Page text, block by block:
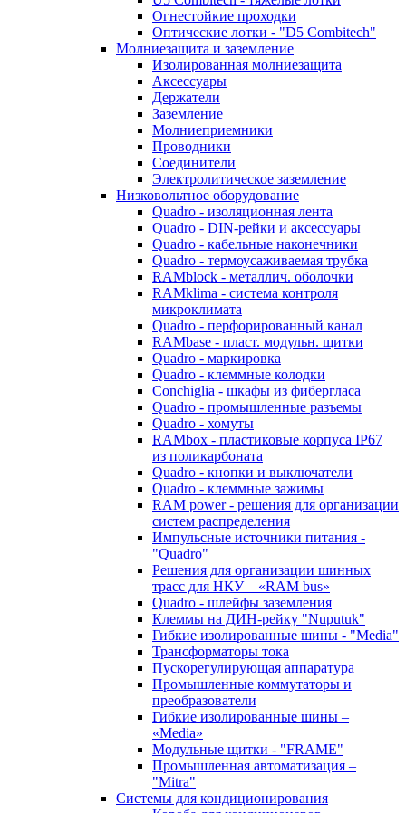
Огнестойкие проходки
Оптические лотки - "D5 Combitech"
Молниезащита и заземление
Изолированная молниезащита
Аксессуары
Держатели
Заземление
Молниеприемники
Проводники
Соединители
Электролитическое заземление
Низковольтное оборудование
Quadro - изоляционная лента
Quadro - DIN-рейки и аксессуары
Quadro - кабельные наконечники
Quadro - термоусаживаемая трубка
RAMblock - металлич. оболочки
RAMklima - система контроля
микроклимата
Quadro - перфорированный канал
RAMbase - пласт. модульн. щитки
Quadro - маркировка
Quadro - клеммные колодки
Conchiglia - шкафы из фибергласа
Quadro - промышленные разъемы
Quadro - хомуты
RAMbox - пластиковые корпуса IP67
из поликарбоната
Quadro - кнопки и выключатели
Quadro - клеммные зажимы
RAM power - решения для организации
систем распределения
Импульсные источники питания -
"Quadro"
Решения для организации шинных
трасс для НКУ – «RAM bus»
Quadro - шлейфы заземления
Клеммы на ДИН-рейку "Nuputuk"
Гибкие изолированные шины - "Media"
Трансформаторы тока
Пускорегулирующая аппаратура
Промышленные коммутаторы и
преобразователи
Гибкие изолированные шины –
«Media»
Модульные щитки - "FRAME"
Промышленная автоматизация –
"Mitra"
Системы для кондиционирования